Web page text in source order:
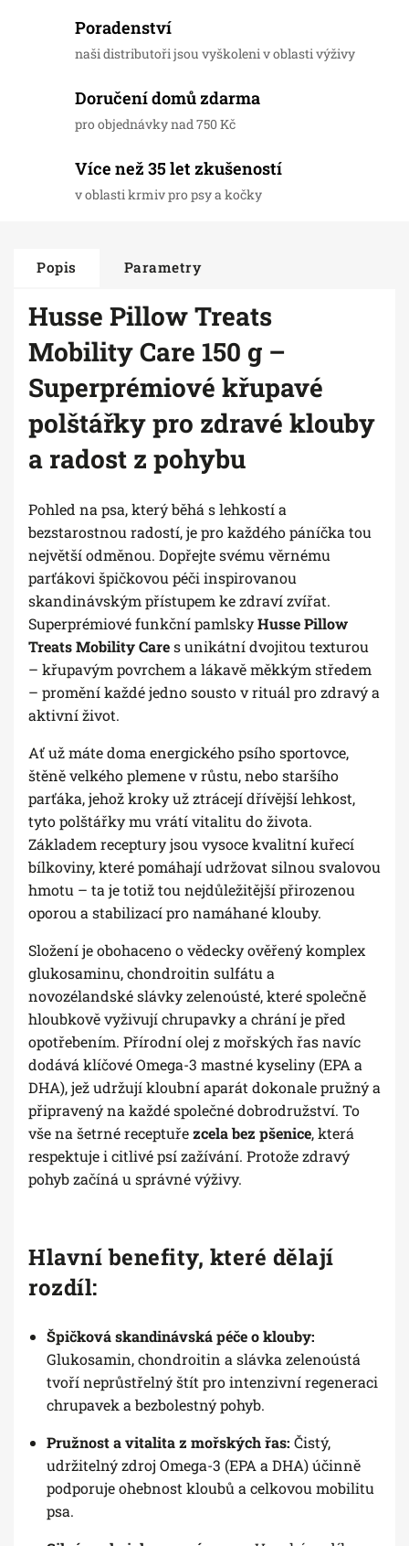
Poradenství
naši distributoři jsou vyškoleni v oblasti výživy
Doručení domů zdarma
pro objednávky nad 750 Kč
Více než 35 let zkušeností
v oblasti krmiv pro psy a kočky
Popis Parametry
Husse Pillow Treats
Mobility Care 150 g –
Superprémiové křupavé
polštářky pro zdravé klouby
a radost z pohybu
Pohled na psa, který běhá s lehkostí a
bezstarostnou radostí, je pro každého páníčka tou
největší odměnou. Dopřejte svému věrnému
parťákovi špičkovou péči inspirovanou
skandinávským přístupem ke zdraví zvířat.
Superprémiové funkční pamlskyHusse Pillow
Treats Mobility Cares unikátní dvojitou texturou
– křupavým povrchem a lákavě měkkým středem
– promění každé jedno sousto v rituál pro zdravý a
aktivní život.
Ať už máte doma energického psího sportovce,
štěně velkého plemene v růstu, nebo staršího
parťáka, jehož kroky už ztrácejí dřívější lehkost,
tyto polštářky mu vrátí vitalitu do života.
Základem receptury jsou vysoce kvalitní kuřecí
bílkoviny, které pomáhají udržovat silnou svalovou
hmotu – ta je totiž tou nejdůležitější přirozenou
oporou a stabilizací pro namáhané klouby.
Složení je obohaceno o vědecky ověřený komplex
glukosaminu, chondroitin sulfátu a
novozélandské slávky zelenoústé, které společně
hloubkově vyživují chrupavky a chrání je před
opotřebením. Přírodní olej z mořských řas navíc
dodává klíčové Omega-3 mastné kyseliny (EPA a
DHA), jež udržují kloubní aparát dokonale pružný a
připravený na každé společné dobrodružství. To
vše na šetrné receptuřezcela bez pšenice, která
respektuje i citlivé psí zažívání. Protože zdravý
pohyb začíná u správné výživy.
Hlavní benefity, které dělají
rozdíl:
Špičková skandinávská péče o klouby:
Glukosamin, chondroitin a slávka zelenoústá
tvoří neprůstřelný štít pro intenzivní regeneraci
chrupavek a bezbolestný pohyb.
Pružnost a vitalita z mořských řas: Čistý,
udržitelný zdroj Omega-3 (EPA a DHA) účinně
podporuje ohebnost kloubů a celkovou mobilitu
psa.